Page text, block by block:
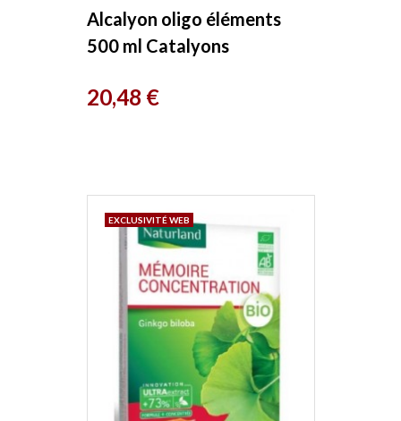
Alcalyon oligo éléments
500 ml Catalyons
Prix
20,48 €
EXCLUSIVITÉ WEB